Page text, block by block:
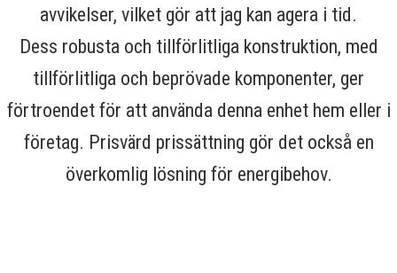
avvikelser, vilket gör att jag kan agera i tid.
Dess robusta och tillförlitliga konstruktion, med
tillförlitliga och beprövade komponenter, ger
förtroendet för att använda denna enhet hem eller i
företag. Prisvärd prissättning gör det också en
överkomlig lösning för energibehov.